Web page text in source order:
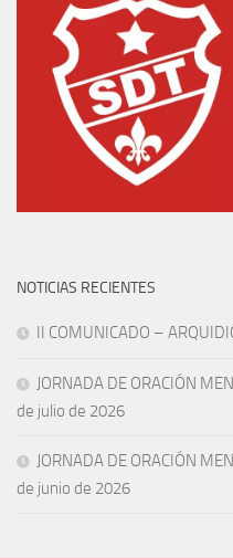
NOTICIAS RECIENTES
II COMUNICADO –
JORNADA DE ORACIÓN
de julio de 2026
JORNADA DE ORACIÓN
de junio de 2026